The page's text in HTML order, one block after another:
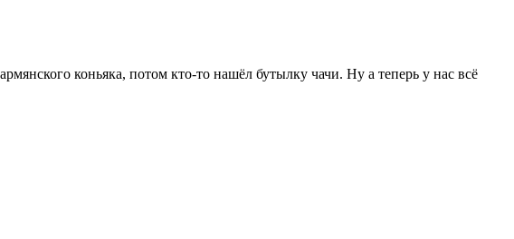
коньяка, потом кто-то нашёл бутылку чачи. Ну а теперь у нас всё